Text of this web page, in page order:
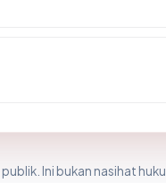
Ini bukan nasihat